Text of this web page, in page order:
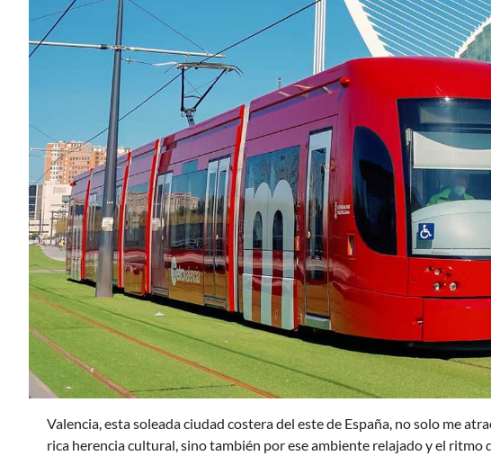
Valencia, esta soleada ciudad costera del este de España, no solo me
rica herencia cultural, sino también por ese ambiente relajado y el